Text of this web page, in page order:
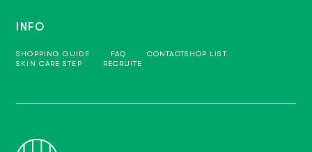
INFO
SHOPPING GUIDE FAQ CONTACTSHOP LIST
SKIN CARE STEP
RECRUITE